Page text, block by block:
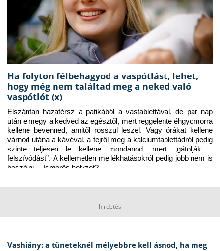
Ha folyton félbehagyod a vaspótlást, lehet,
hogy még nem találtad meg a neked való
vaspótlót (x)
Elszántan hazatérsz a patikából a vastablettával, de pár nap
után elmegy a kedved az egésztől, mert reggelente éhgyomorra
kellene bevenned, amitől rosszul leszel. Vagy órákat kellene
várnod utána a kávéval, a tejről meg a kalciumtablettádról pedig
szinte teljesen le kellene mondanod, mert „gátolják a
felszívódást”. A kellemetlen mellékhatásokról pedig jobb nem is
beszélni… Ismerős helyzet?
hirdetés
Vashiány: a tüneteknél mélyebbre kell ásnod, ha meg